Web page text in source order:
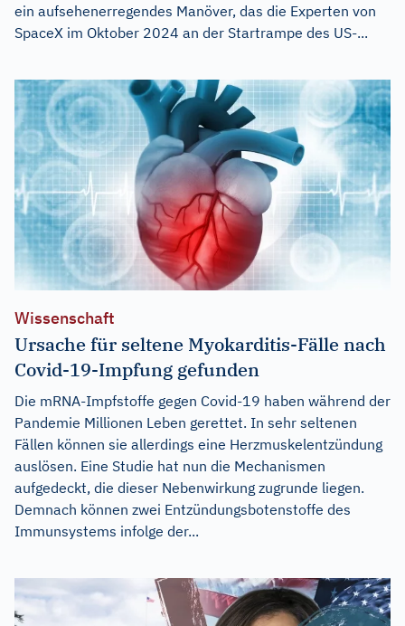
ein aufsehenerregendes Manöver, das die Experten von
SpaceX im Oktober 2024 an der Startrampe des US-...
Wissenschaft
Ursache für seltene Myokarditis-Fälle nach
Covid-19-Impfung gefunden
Die mRNA-Impfstoffe gegen Covid-19 haben während der
Pandemie Millionen Leben gerettet. In sehr seltenen
Fällen können sie allerdings eine Herzmuskelentzündung
auslösen. Eine Studie hat nun die Mechanismen
aufgedeckt, die dieser Nebenwirkung zugrunde liegen.
Demnach können zwei Entzündungsbotenstoffe des
Immunsystems infolge der...